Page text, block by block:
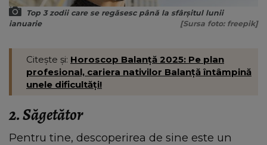
Top 3 zodii care se regăsesc până la sfârșitul lunii
ianuarie
[Sursa foto: freepik]
Citește și: Horoscop Balanță 2025: Pe plan
profesional, cariera nativilor Balanță întâmpină
unele dificultăți!
2. Săgetător
Pentru tine, descoperirea de sine este un